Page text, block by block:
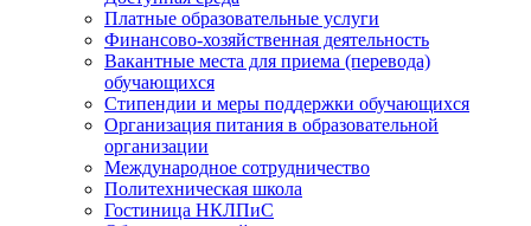
Платные образовательные услуги
Финансово-хозяйственная деятельность
Вакантные места для приема (перевода)
обучающихся
Стипендии и меры поддержки обучающихся
Организация питания в образовательной
организации
Международное сотрудничество
Политехническая школа
Гостиница НКЛПиС